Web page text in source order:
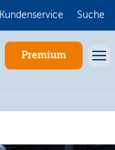
Kundenservice Suche
Premium